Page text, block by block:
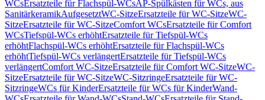
WCsErsatzteile für Flachspül-WCsAP-Spülkästen für WCs, aus
SanitärkeramikAufgesetztWC-SitzeErsatzteile für WC-SitzeWC-
SitzeErsatzteile für WC-SitzeComfort WCsErsatzteile für Comfort
WCsTiefspül-WCs erhöhtErsatzteile für Tiefspül-WCs
erhöhtFlachspül-WCs erhöhtErsatzteile für Flachspül-WCs
erhöhtTiefspül-WCs verlängertErsatzteile für Tiefspül-WCs
verlängertComfort WC-SitzeErsatzteile für Comfort WC-SitzeWC-
SitzeErsatzteile für WC-SitzeWC-SitzringeErsatzteile für WC-
SitzringeWCs für KinderErsatzteile für WCs für KinderWand-